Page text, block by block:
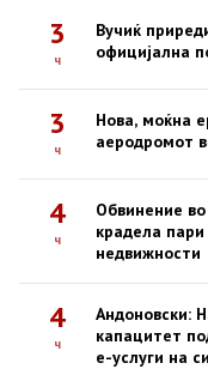
3
ч
Вучиќ
официјална
3
ч
Нова, моќна
аеродромот
4
ч
Обвинение
крадела
недвижности
4
ч
Андоновски:
капацитет
е-услуги на